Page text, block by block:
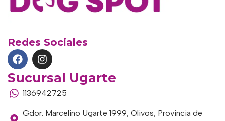
Redes Sociales
Sucursal Ugarte
1136942725
Gdor. Marcelino Ugarte 1999, Olivos, Provincia de